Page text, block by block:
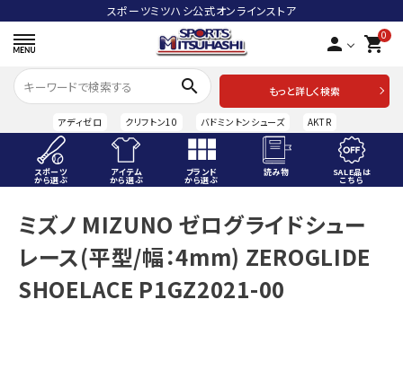
スポーツミツハシ公式オンラインストア
person 0
shopping_cart
search
もっと詳しく検索
アディゼロ クリフトン10 バドミントンシューズ AKTR
スポーツ
から選ぶ
アイテム
から選ぶ
ブランド
から選ぶ
読み物 SALE品は
こちら
ACCOUNT MENU
ようこそ ゲスト 様
meeting_room ログイン person 会員登録
ミズノ MIZUNO ゼログライドシュー
レース(平型/幅：4mm) ZEROGLIDE
SHOELACE P1GZ2021-00